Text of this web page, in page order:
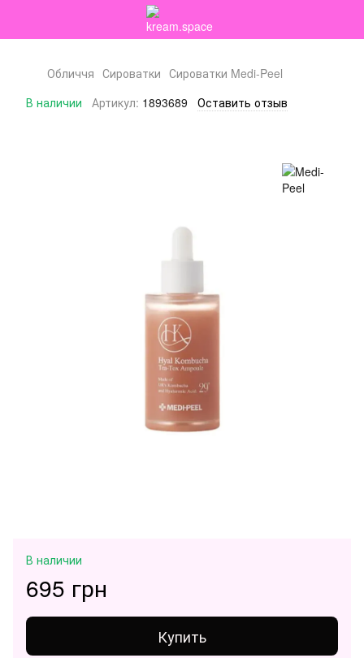
Обличчя Сироватки Сироватки Medi-Peel
В наличии
Артикул: 1893689 Оставить отзыв
В наличии
695 грн
Купить